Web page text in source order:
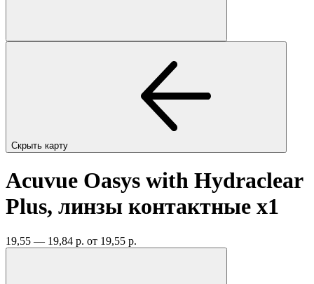
Скрыть карту
Acuvue Oasys with Hydraclear
Plus, линзы контактные x1
19,55 — 19,84 р. от 19,55 р.